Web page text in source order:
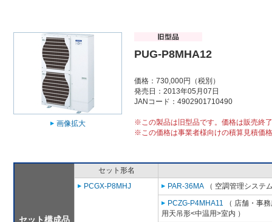
画像拡大
PUG-P8MHA12
価格：730,000円（税別）
発売日：2013年05月07日
JANコード：4902901710490
※この製品は旧型品です。価格は販売終
※この価格は事業者様向けの積算見積価
セット構成品
セット形名
PCGX-P8MHJ
PAR-36MA （ 空調管理システ
PCZG-P4MHA11 （ 店舗・事
用天吊形<中温用>室内 ）